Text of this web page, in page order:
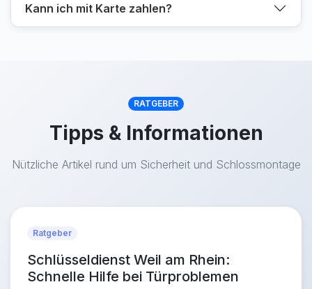
Kann ich mit Karte zahlen?
RATGEBER
Tipps & Informationen
Nützliche Artikel rund um Sicherheit und Schlossmontage
Ratgeber
Schlüsseldienst Weil am Rhein:
Schnelle Hilfe bei Türproblemen